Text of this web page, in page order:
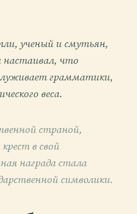
ученый и смутьян,
настаивал, что
грамматики,
веса.
страной,
в свой
награда стала
символики.